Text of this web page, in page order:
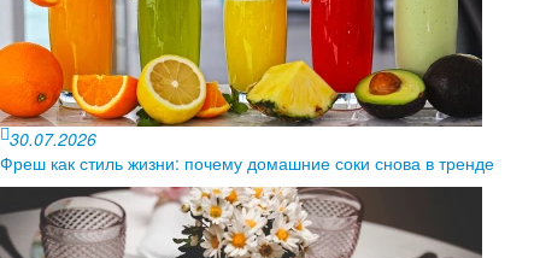
30.07.2026
Фреш как стиль жизни: почему домашние соки снова в тренде